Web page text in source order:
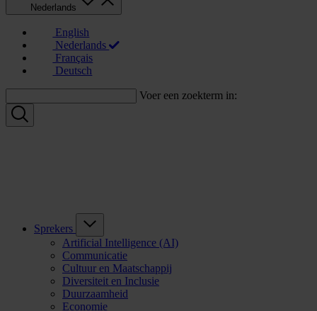
Nederlands
English
Nederlands
Français
Deutsch
Voer een zoekterm in:
Sprekers
Artificial Intelligence (AI)
Communicatie
Cultuur en Maatschappij
Diversiteit en Inclusie
Duurzaamheid
Economie